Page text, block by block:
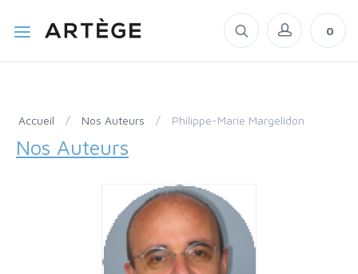
0
Accueil / Nos Auteurs / Philippe-Marie Margelidon
Nos Auteurs